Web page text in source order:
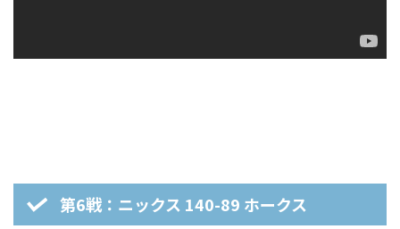
第6戦：ニックス 140-89 ホークス